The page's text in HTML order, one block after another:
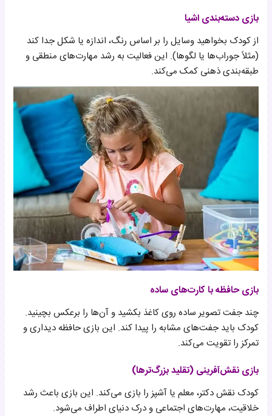
بازی دسته‌بندی اشیا
از کودک بخواهید وسایل را بر اساس رنگ، اندازه یا شکل جدا کند
(مثلاً جوراب‌ها یا لگوها). این فعالیت به رشد مهارت‌های منطقی و
طبقه‌بندی ذهنی کمک می‌کند.
بازی حافظه با کارت‌های ساده
چند جفت تصویر ساده روی کاغذ بکشید و آن‌ها را برعکس بچینید.
کودک باید جفت‌های مشابه را پیدا کند. این بازی حافظه دیداری و
تمرکز را تقویت می‌کند.
بازی نقش‌آفرینی (تقلید بزرگ‌ترها)
کودک نقش دکتر، معلم یا آشپز را بازی می‌کند. این بازی باعث رشد
خلاقیت، مهارت‌های اجتماعی و درک دنیای اطراف می‌شود.